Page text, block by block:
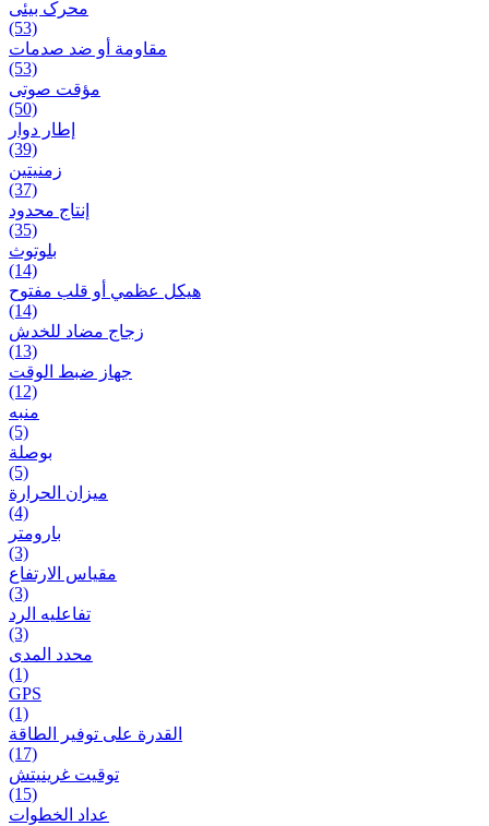
محرک بیئی
(53)
مقاومة أو ضد صدمات
(53)
مؤقت صوتی
(50)
إطار دوار
(39)
زمنیتین
(37)
إنتاج محدود
(35)
بلوتوث
(14)
هيكل عظمي أو قلب مفتوح
(14)
زجاج مضاد للخدش
(13)
جهاز ضبط الوقت
(12)
منبه
(5)
بوصلة
(5)
ميزان الحرارة
(4)
بارومتر
(3)
مقياس الارتفاع
(3)
تفاعلیه الرد
(3)
محدد المدى
(1)
GPS
(1)
القدرة على توفير الطاقة
(17)
توقيت غرينيتش
(15)
عداد الخطوات